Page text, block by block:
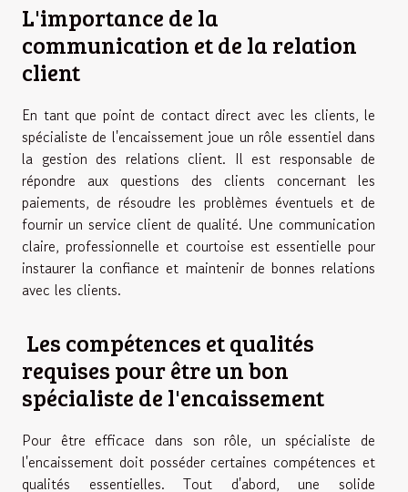
L'importance de la
communication et de la relation
client
En tant que point de contact direct avec les clients, le
spécialiste de l'encaissement joue un rôle essentiel dans
la gestion des relations client. Il est responsable de
répondre aux questions des clients concernant les
paiements, de résoudre les problèmes éventuels et de
fournir un service client de qualité. Une communication
claire, professionnelle et courtoise est essentielle pour
instaurer la confiance et maintenir de bonnes relations
avec les clients.
Les compétences et qualités
requises pour être un bon
spécialiste de l'encaissement
Pour être efficace dans son rôle, un spécialiste de
l'encaissement doit posséder certaines compétences et
qualités essentielles. Tout d'abord, une solide